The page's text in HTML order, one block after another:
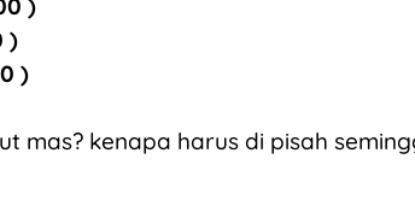
)
)
mas? kenapa harus di pisah